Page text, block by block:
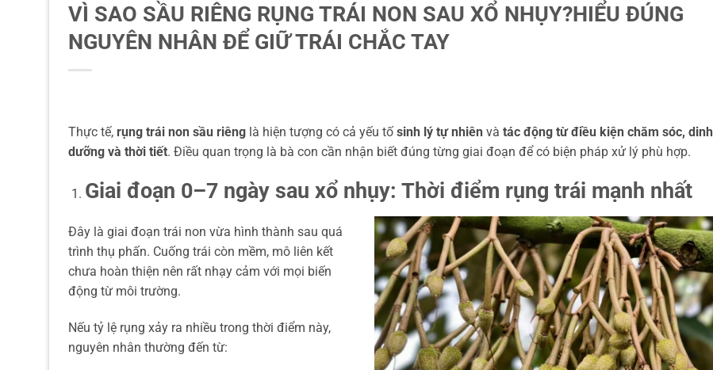
VÌ SAO SẦU RIÊNG RỤNG TRÁI NON SAU XỔ NHỤY?HIỂU ĐÚNG
NGUYÊN NHÂN ĐỂ GIỮ TRÁI CHẮC TAY
Thực tế, rụng trái non sầu riêng là hiện tượng có cả yếu tốsinh lý tự nhiên và tác động từ điều kiện chăm sóc, dinh
dưỡng và thời tiết. Điều quan trọng là bà con cần nhận biết đúng từng giai đoạn để có biện pháp xử lý phù hợp.
Giai đoạn 0–7 ngày sau xổ nhụy: Thời điểm rụng trái mạnh nhất
Đây là giai đoạn trái non vừa hình thành sau quá
trình thụ phấn. Cuống trái còn mềm, mô liên kết
chưa hoàn thiện nên rất nhạy cảm với mọi biến
động từ môi trường.
Nếu tỷ lệ rụng xảy ra nhiều trong thời điểm này,
nguyên nhân thường đến từ: